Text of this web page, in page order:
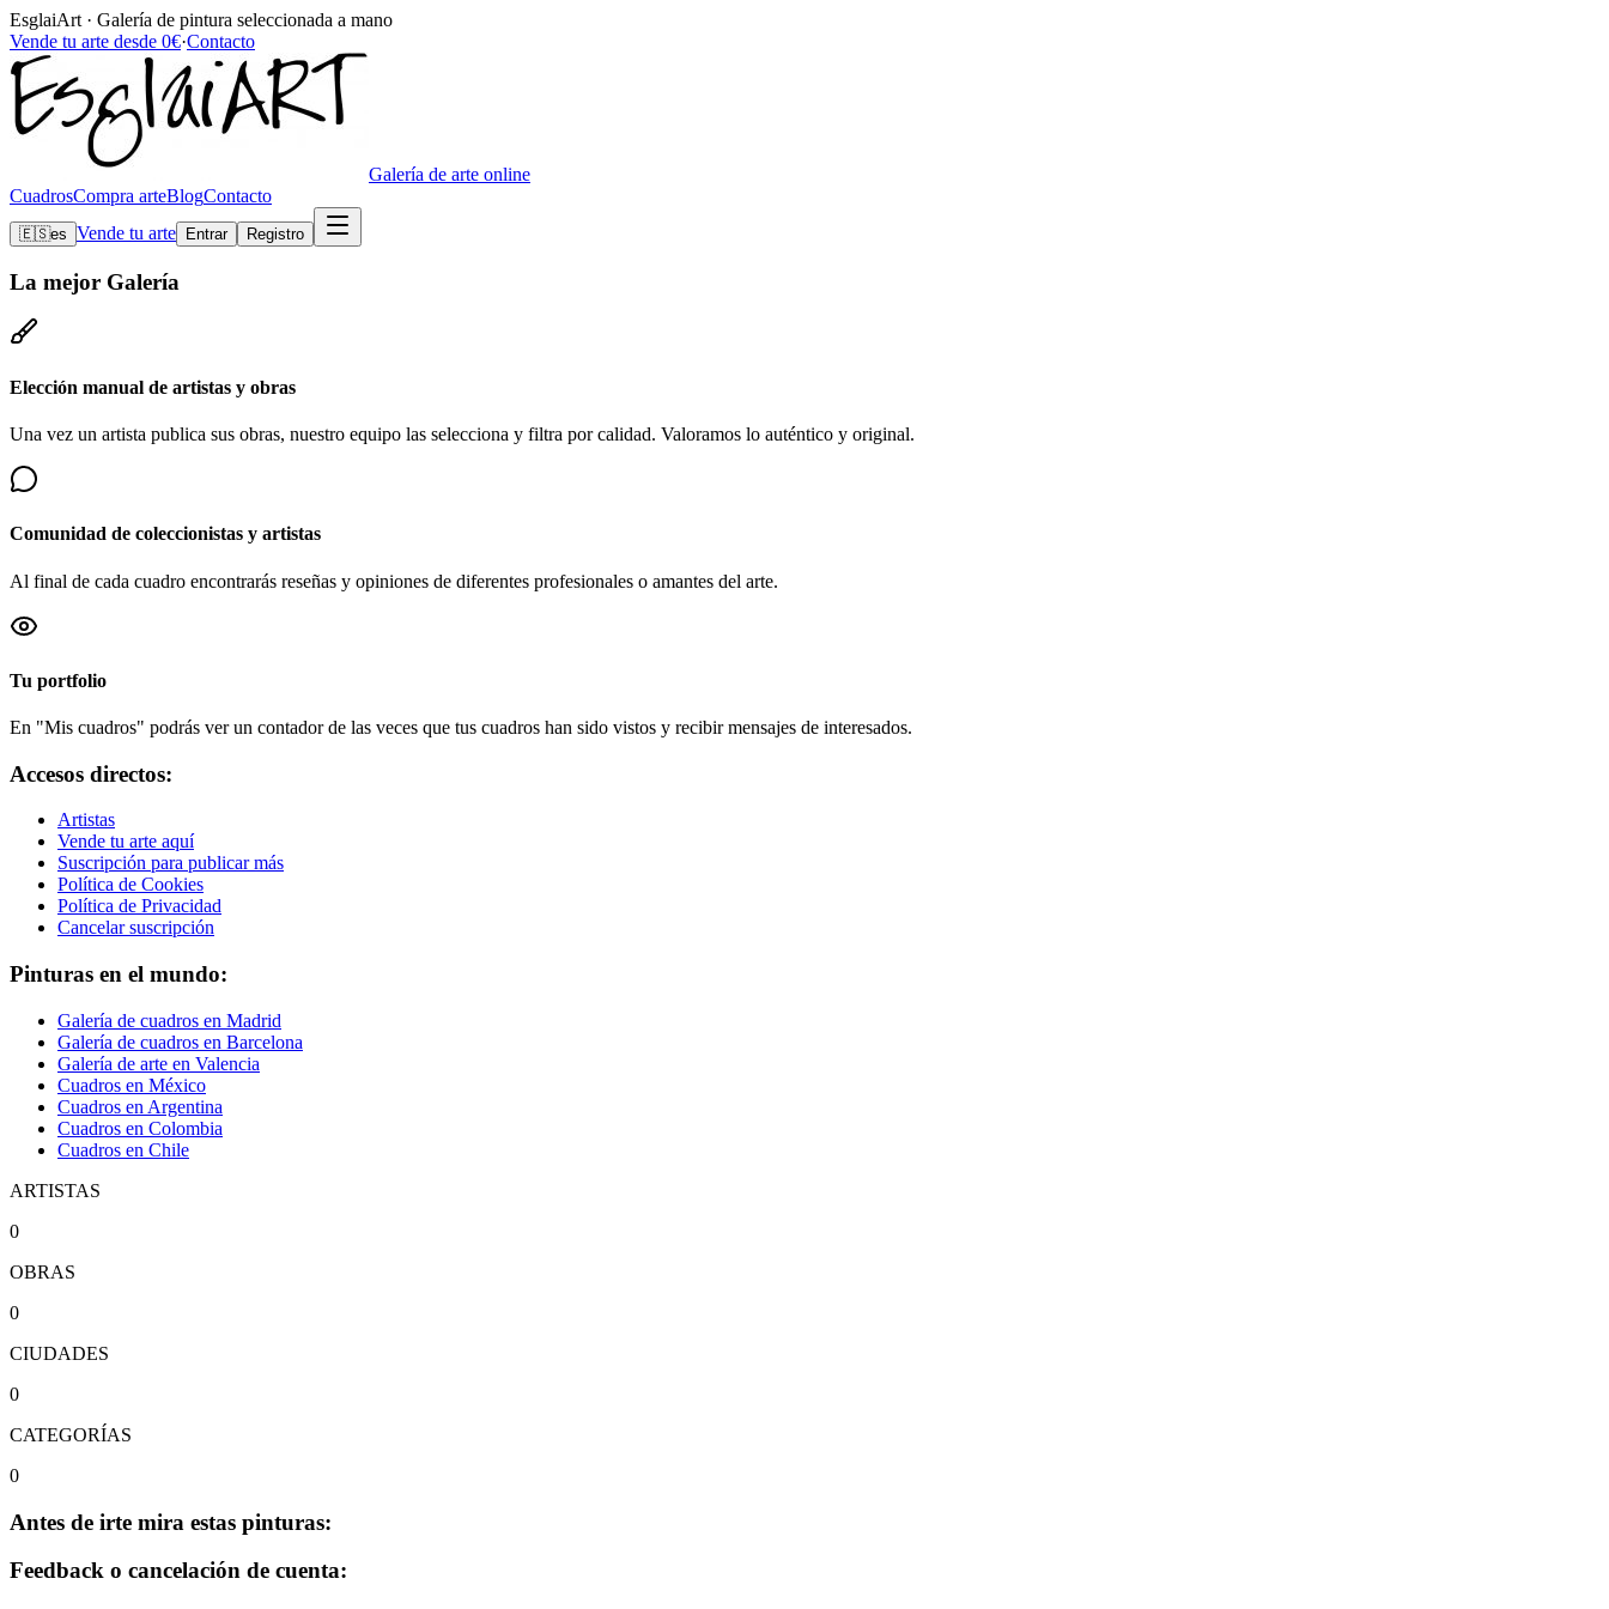
EsglaiArt · Galería de pintura seleccionada a mano
Vende tu arte desde 0€·Contacto
Galería de arte online
CuadrosCompra arteBlogContacto
🇪🇸es Vende tu arte Entrar Registro
La mejor Galería
Elección manual de artistas y obras
Una vez un artista publica sus obras, nuestro equipo las selecciona y filtra por calidad. Valoramos lo auténtico y original.
Comunidad de coleccionistas y artistas
Al final de cada cuadro encontrarás reseñas y opiniones de diferentes profesionales o amantes del arte.
Tu portfolio
En "Mis cuadros" podrás ver un contador de las veces que tus cuadros han sido vistos y recibir mensajes de interesados.
Accesos directos:
Artistas
Vende tu arte aquí
Suscripción para publicar más
Política de Cookies
Política de Privacidad
Cancelar suscripción
Pinturas en el mundo:
Galería de cuadros en Madrid
Galería de cuadros en Barcelona
Galería de arte en Valencia
Cuadros en México
Cuadros en Argentina
Cuadros en Colombia
Cuadros en Chile
ARTISTAS
0
OBRAS
0
CIUDADES
0
CATEGORÍAS
0
Antes de irte mira estas pinturas:
Feedback o cancelación de cuenta: